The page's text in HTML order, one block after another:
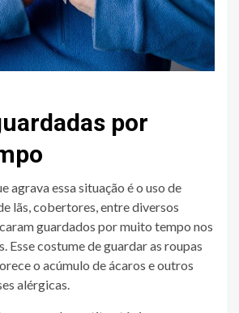
por
agrava essa situação é o uso de
lãs, cobertores, entre diversos
guardados por muito tempo nos
Esse costume de guardar as roupas
o acúmulo de ácaros e outros
alérgicas.